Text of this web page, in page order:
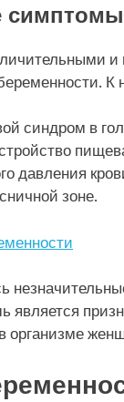
и
К
синдром в
давления
зоне.
является
организме